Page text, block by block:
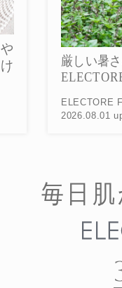
厳しい暑
ELECTORE
2026.08.01
毎日